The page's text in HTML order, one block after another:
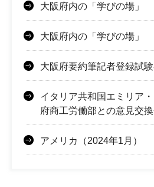
大阪府内の「学びの場」
大阪府内の「学びの場」
大阪府要約筆記者登録試
イタリア共和国エミリア
府商工労働部との意見交
アメリカ（2024年1月）